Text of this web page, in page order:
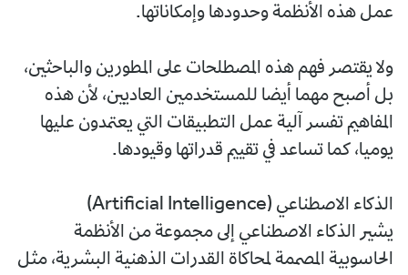
عمل هذه الأنظمة وحدودها وإمكاناتها.
ولا يقتصر فهم هذه المصطلحات على المطورين والباحثين،
بل أصبح مهما أيضا للمستخدمين العاديين، لأن هذه
المفاهيم تفسر آلية عمل التطبيقات التي يعتمدون عليها
يوميا، كما تساعد في تقييم قدراتها وقيودها.
الذكاء الاصطناعي (Artificial Intelligence)
يشير الذكاء الاصطناعي إلى مجموعة من الأنظمة
الحاسوبية المصممة لمحاكاة القدرات الذهنية البشرية، مثل